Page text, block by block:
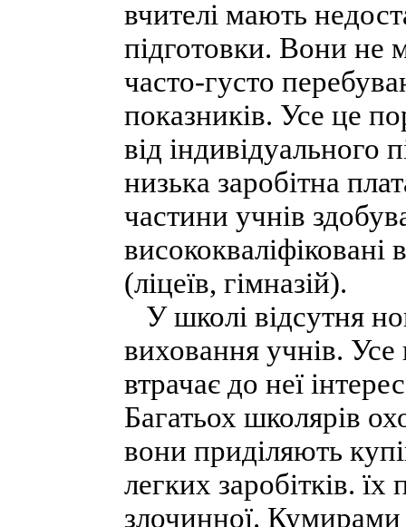
вчителі мають
підготовки. Вони не
часто-густо
показників. Усе це
від
низька заробітна
частини учнів
висококваліфіковані
(ліцеїв, гімназій).
У школі відсутня
виховання учнів.
втрачає до неї
Багатьох школярів
вони приділяють
легких заробітків.
злочинної. Кумирами